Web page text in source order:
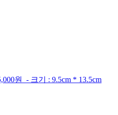
원 - 크기 : 9.5cm * 13.5cm